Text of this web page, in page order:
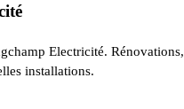
Electricité. Rénovations,
installations.